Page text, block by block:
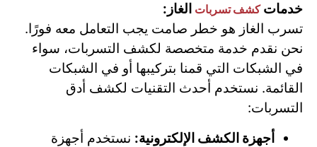
خدماتكشف تسربات الغاز:
تسرب الغاز هو خطر صامت يجب التعامل معه فورًا.
نحن نقدم خدمة متخصصة لكشف التسربات، سواء
في الشبكات التي قمنا بتركيبها أو في الشبكات
القائمة. نستخدم أحدث التقنيات لكشف أدق
التسربات:
أجهزة الكشف الإلكترونية: نستخدم أجهزة